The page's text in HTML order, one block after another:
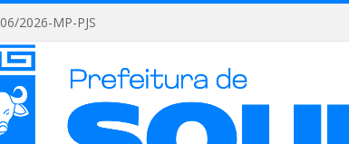
2026-MP-PJS